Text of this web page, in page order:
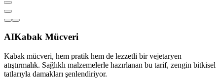
AIKabak Mücveri
Kabak mücveri, hem pratik hem de lezzetli bir vejetaryen
atıştırmalık. Sağlıklı malzemelerle hazırlanan bu tarif, zengin bitkisel
tatlarıyla damakları şenlendiriyor.